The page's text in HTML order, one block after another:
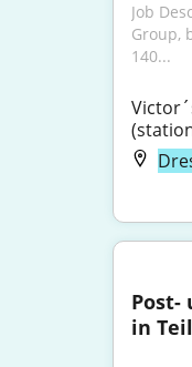
Job
Group,
140...
Post-
in